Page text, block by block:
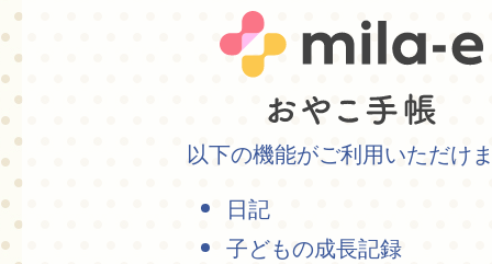
以下の機能がご利用いただけ
日記
子どもの成長記録